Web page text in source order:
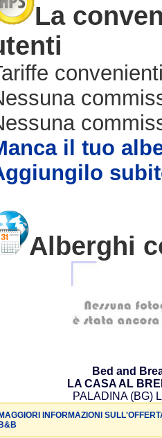
La
il tuo
Alberghi
Bed and
LA CASA AL
PALADINA (BG)
INFORMAZIONI